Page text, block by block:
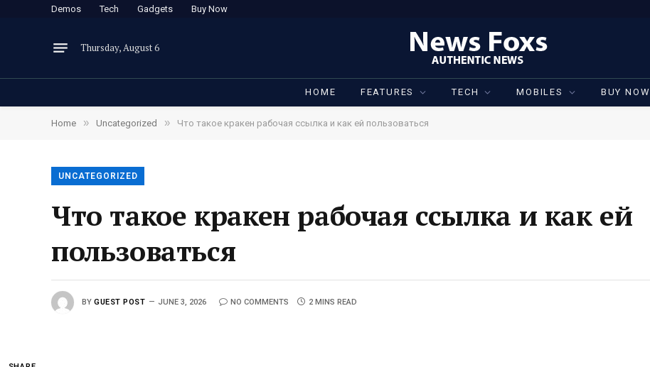
Demos Tech Gadgets Buy Now
Thursday, August 6
HOME FEATURES TECH MOBILES BUY NOW
Home » Uncategorized » Что такое кракен рабочая ссылка и как ей пользоваться
UNCATEGORIZED
Что такое кракен рабочая ссылка и как ей
пользоваться
BY GUEST POST JUNE 3, 2026 NO COMMENTS 2 MINS READ